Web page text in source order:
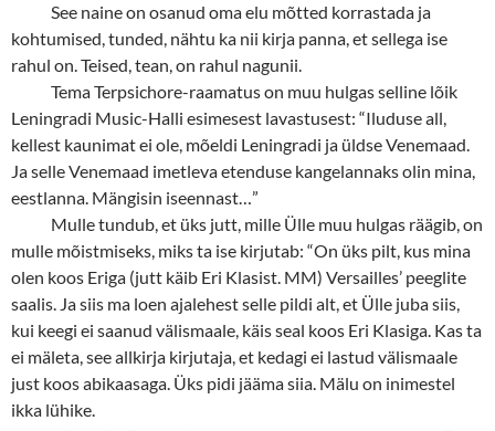
See naine on osanud oma elu mõtted korrastada ja
kohtumised, tunded, nähtu ka nii kirja panna, et sellega ise
rahul on. Teised, tean, on rahul nagunii.
Tema Terpsichore-raamatus on muu hulgas selline lõik
Leningradi Music-Halli esimesest lavastusest: “Iluduse all,
kellest kaunimat ei ole, mõeldi Leningradi ja üldse Venemaad.
Ja selle Venemaad imetleva etenduse kangelannaks olin mina,
eestlanna. Mängisin iseennast…”
Mulle tundub, et üks jutt, mille Ülle muu hulgas räägib, on
mulle mõistmiseks, miks ta ise kirjutab: “On üks pilt, kus mina
olen koos Eriga (jutt käib Eri Klasist. MM) Versailles’ peeglite
saalis. Ja siis ma loen ajalehest selle pildi alt, et Ülle juba siis,
kui keegi ei saanud välismaale, käis seal koos Eri Klasiga. Kas ta
ei mäleta, see allkirja kirjutaja, et kedagi ei lastud välismaale
just koos abikaasaga. Üks pidi jääma siia. Mälu on inimestel
ikka lühike.